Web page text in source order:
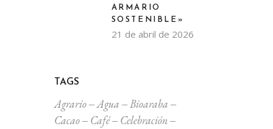
ARMARIO
SOSTENIBLE»
21 de abril de 2026
TAGS
Agrario Agua
Bioaraba
Cacao
Café
Celebración